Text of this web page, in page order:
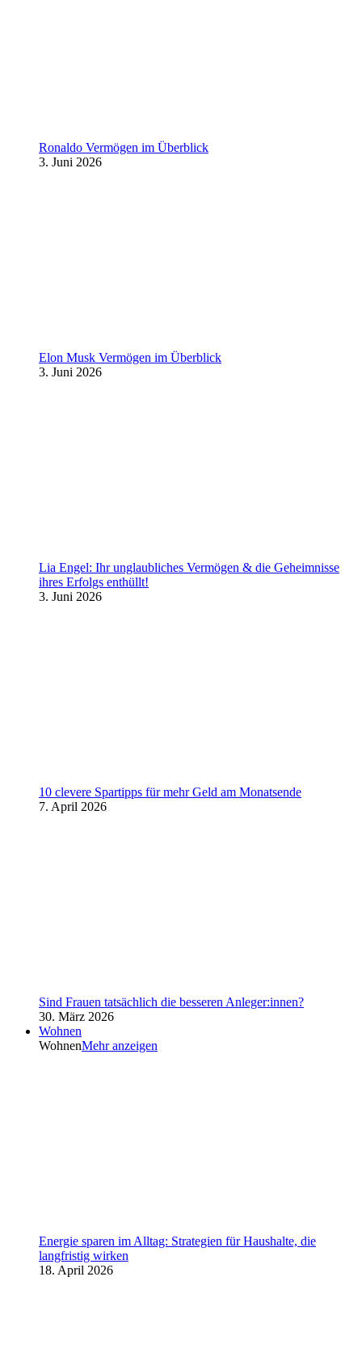
Ronaldo Vermögen im Überblick
3. Juni 2026
Elon Musk Vermögen im Überblick
3. Juni 2026
Lia Engel: Ihr unglaubliches Vermögen & die Geheimnisse
ihres Erfolgs enthüllt!
3. Juni 2026
10 clevere Spartipps für mehr Geld am Monatsende
7. April 2026
Sind Frauen tatsächlich die besseren Anleger:innen?
30. März 2026
Wohnen
WohnenMehr anzeigen
Energie sparen im Alltag: Strategien für Haushalte, die
langfristig wirken
18. April 2026